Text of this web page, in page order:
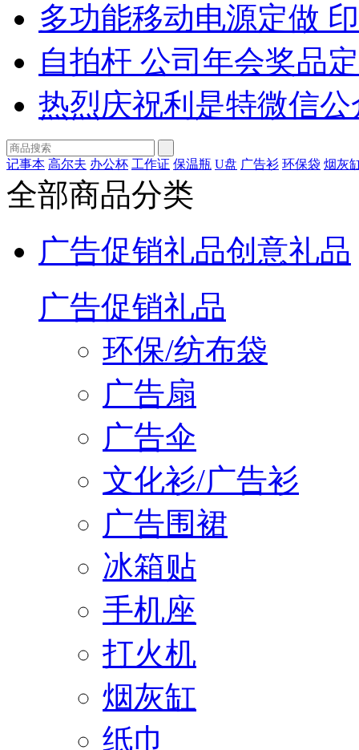
多功能移动电源定做
自拍杆 公司年会奖品
热烈庆祝利是特微信
记事本 高尔夫 办公杯 工作证 保温瓶 U盘 广告衫 环保袋 烟灰
全部商品分类
广告促销礼品创意礼品
广告促销礼品
环保/纺布袋
广告扇
广告伞
文化衫/广告衫
广告围裙
冰箱贴
手机座
打火机
烟灰缸
纸巾